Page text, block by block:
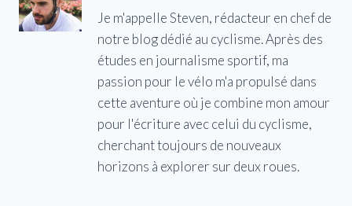
Je m'appelle Steven, rédacteur en chef de
notre blog dédié au cyclisme. Après des
études en journalisme sportif, ma
passion pour le vélo m'a propulsé dans
cette aventure où je combine mon amour
pour l'écriture avec celui du cyclisme,
cherchant toujours de nouveaux
horizons à explorer sur deux roues.